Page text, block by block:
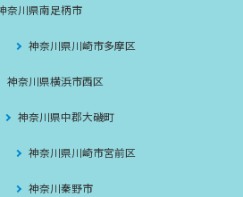
奈川県南足柄市
神奈川県川崎市多摩区
神奈川県横浜市西区
神奈川県中郡大磯町
神奈川県川崎市宮前区
神奈川秦野市